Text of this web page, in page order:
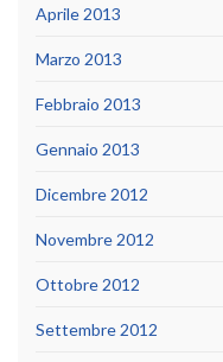
Aprile 2013
Marzo 2013
Febbraio 2013
Gennaio 2013
Dicembre 2012
Novembre 2012
Ottobre 2012
Settembre 2012